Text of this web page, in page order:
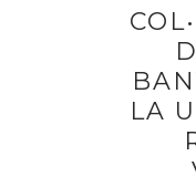
LA